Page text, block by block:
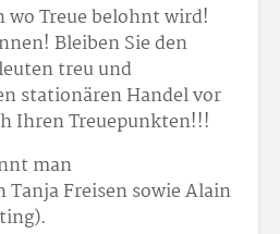
wo Treue belohnt wird!
Bleiben Sie den
treu und
stationären Handel vor
Ihren Treuepunkten!!!
man
Freisen sowie Alain